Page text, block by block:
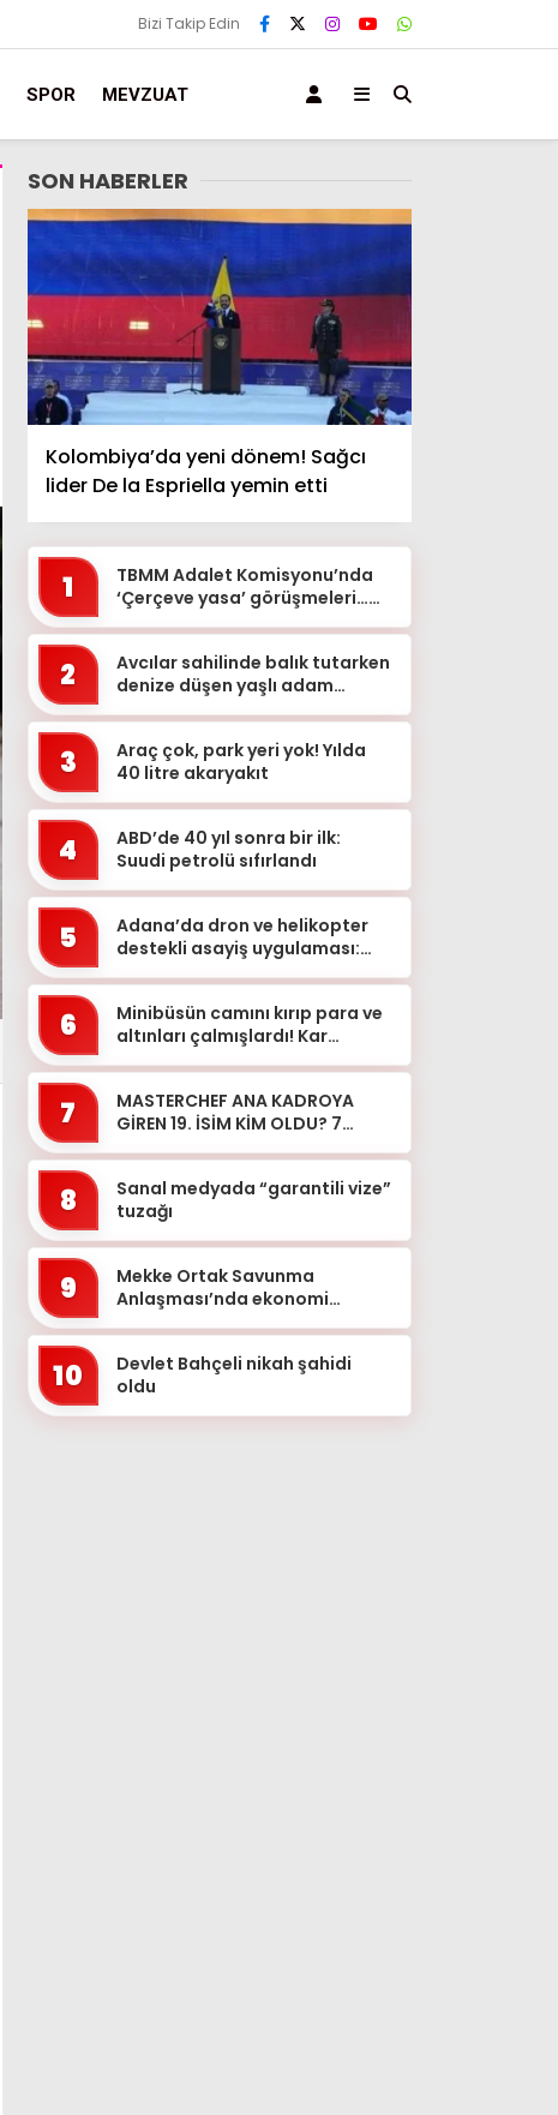
Bizi Takip Edin
SPOR MEVZUAT
SON HABERLER
Kolombiya’da yeni dönem! Sağcı
lider De la Espriella yemin etti
1
TBMM Adalet Komisyonu’nda
‘Çerçeve yasa’ görüşmeleri…
2
Avcılar sahilinde balık tutarken
denize düşen yaşlı adam
3
Araç çok, park yeri yok! Yılda
40 litre akaryakıt
4
ABD’de 40 yıl sonra bir ilk:
Suudi petrolü sıfırlandı
5
Adana’da dron ve helikopter
destekli asayiş uygulaması:
6
Minibüsün camını kırıp para ve
altınları çalmışlardı! Kar
7
MASTERCHEF ANA KADROYA
GİREN 19. İSİM KİM OLDU? 7
8
Sanal medyada “garantili vize”
tuzağı
9
Mekke Ortak Savunma
Anlaşması’nda ekonomi
10
Devlet Bahçeli nikah şahidi
oldu